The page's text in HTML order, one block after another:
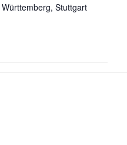
Württemberg, Stuttgart